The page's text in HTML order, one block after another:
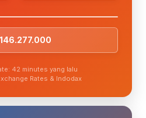
42 minutes yang lalu
Rates & Indodax